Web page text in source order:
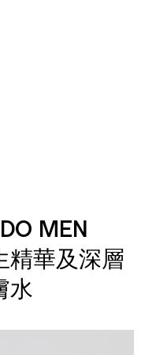
MEN
精華及深層
水